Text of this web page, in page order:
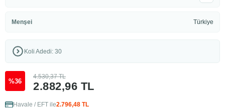
Menşei Türkiye
Koli Adedi: 30
%36 2.882,96 TL
4.530,37 TL
Havale / EFT ile2.796,48 TL